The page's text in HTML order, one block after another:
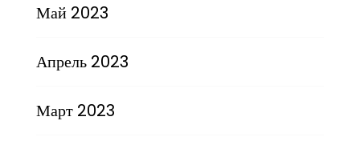
Май 2023
Апрель 2023
Март 2023